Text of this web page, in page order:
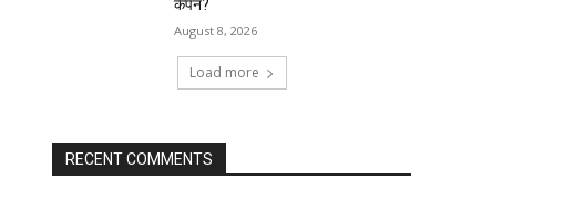
कैंपेन?
August 8, 2026
Load more
RECENT COMMENTS